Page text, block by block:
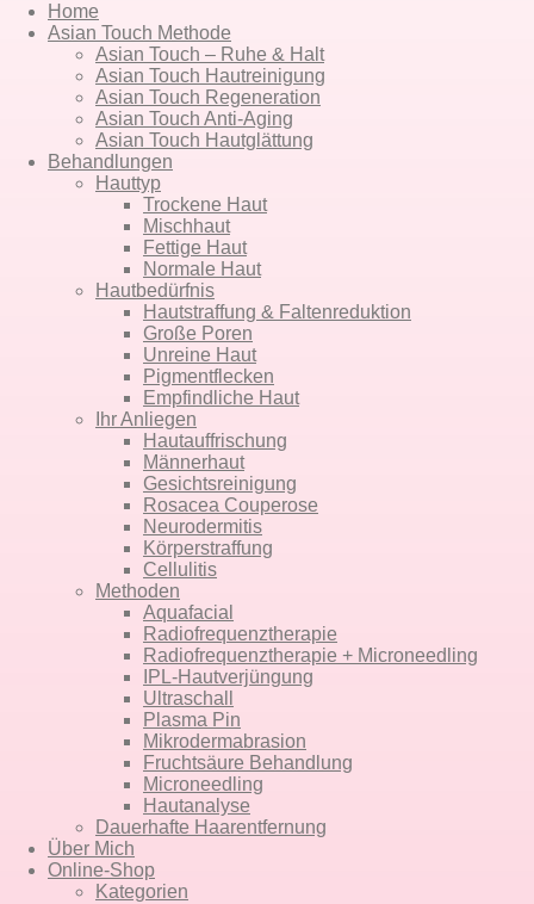
Home
Asian Touch Methode
Asian Touch – Ruhe & Halt
Asian Touch Hautreinigung
Asian Touch Regeneration
Asian Touch Anti-Aging
Asian Touch Hautglättung
Behandlungen
Hauttyp
Trockene Haut
Mischhaut
Fettige Haut
Normale Haut
Hautbedürfnis
Hautstraffung & Faltenreduktion
Große Poren
Unreine Haut
Pigmentflecken
Empfindliche Haut
Ihr Anliegen
Hautauffrischung
Männerhaut
Gesichtsreinigung
Rosacea Couperose
Neurodermitis
Körper­straffung
Cellulitis
Methoden
Aquafacial
Radiofrequenz­therapie
Radiofrequenz­therapie + Micro­needling
IPL-Haut­verjüngung
Ultraschall
Plasma Pin
Mikro­dermabrasion
Fruchtsäure Behandlung
Microneedling
Hautanalyse
Dauerhafte Haar­entfernung
Über Mich
Online-Shop
Kategorien